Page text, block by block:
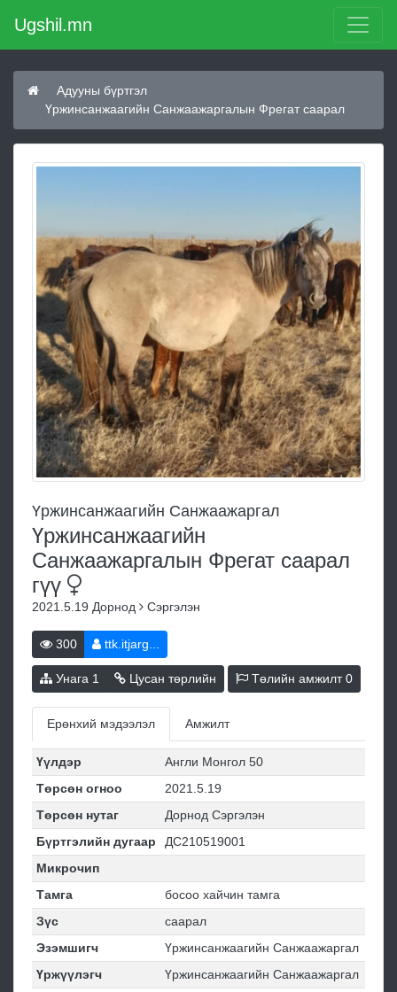
Ugshil.mn
Адууны бүртгэл
Үржинсанжаагийн Санжаажаргалын Фрегат саарал
Үржинсанжаагийн Санжаажаргал
Үржинсанжаагийн
Санжаажаргалын Фрегат саарал
гүү
2021.5.19 Дорнод Сэргэлэн
300 ttk.itjarg...
Унага 1 Цусан төрлийн Төлийн амжилт0
Ерөнхий мэдээлэл Амжилт
Үүлдэр
Англи Монгол 50
Төрсөн огноо
2021.5.19
Төрсөн нутаг
Дорнод Сэргэлэн
Бүртгэлийн дугаар
ДС210519001
Микрочип
Тамга
босоо хайчин тамга
Зүс
саарал
Эзэмшигч
Үржинсанжаагийн Санжаажаргал
Үржүүлэгч
Үржинсанжаагийн Санжаажаргал